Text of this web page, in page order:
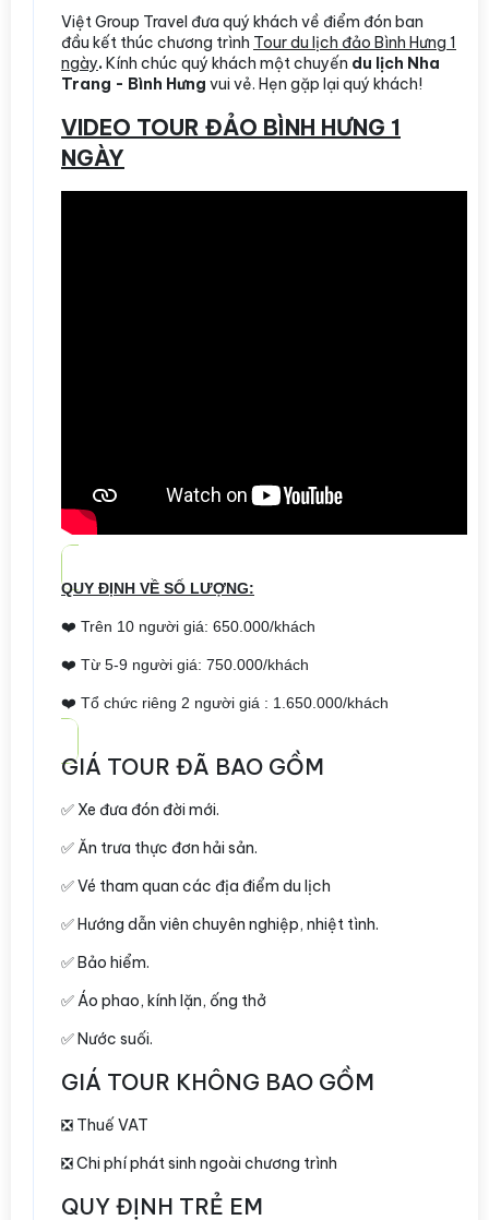
Việt Group Travel đưa quý khách về điểm đón ban
đầu kết thúc chương trình Tour du lịch đảo Bình Hưng 1
ngày. Kính chúc quý khách một chuyến du lịch Nha
Trang - Bình Hưng vui vẻ. Hẹn gặp lại quý khách!
VIDEO TOUR ĐẢO BÌNH HƯNG 1
NGÀY
QUY ĐỊNH VỀ SỐ LƯỢNG:
❤️ Trên 10 người giá: 650.000/khách
❤️ Từ 5-9 người giá: 750.000/khách
❤️ Tổ chức riêng 2 người giá : 1.650.000/khách
GIÁ TOUR ĐÃ BAO GỒM
✅ Xe đưa đón đời mới.
✅ Ăn trưa thực đơn hải sản.
✅ Vé tham quan các địa điểm du lịch
✅ Hướng dẫn viên chuyên nghiệp, nhiệt tình.
✅ Bảo hiểm.
✅ Áo phao, kính lặn, ống thở
✅ Nước suối.
GIÁ TOUR KHÔNG BAO GỒM
❎ Thuế VAT
❎ Chi phí phát sinh ngoài chương trình
QUY ĐỊNH TRẺ EM